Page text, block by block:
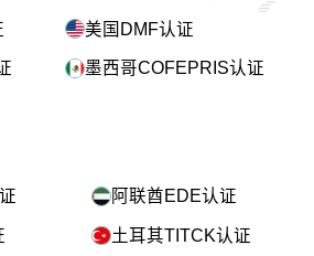
美国DMF认证
墨西哥COFEPRIS认证
阿联酋EDE认证
土耳其TITCK认证